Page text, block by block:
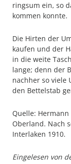
ringsum ein, so
kommen konnte.
Die Hirten der
kaufen und der
in die weite
lange; denn der
nachher so viele
den Bettelstab
Quelle:
Oberland. Nach
Interlaken 1910.
Eingelesen von